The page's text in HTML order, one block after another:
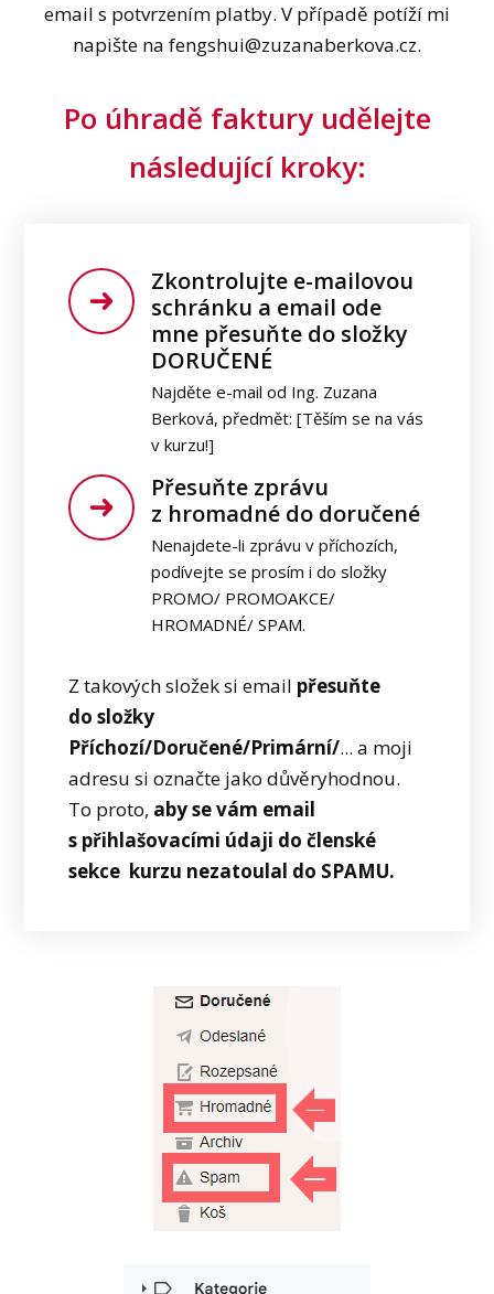
email s potvrzením platby. V případě potíží mi
napište na fengshui@zuzanaberkova.cz.
Po úhradě faktury udělejte
následující kroky:
Zkontrolujte e-mailovou
schránku a email ode
mne přesuňte do složky
DORUČENÉ
Najděte e-mail od Ing. Zuzana
Berková, předmět: [Těším se na vás
v kurzu!]
Přesuňte zprávu
z hromadné do doručené
Nenajdete-li zprávu v příchozích,
podívejte se prosím i do složky
PROMO/ PROMOAKCE/
HROMADNÉ/ SPAM.
Z takových složek si email přesuňte
do složky
Příchozí/Doručené/Primární/... a moji
adresu si označte jako důvěryhodnou.
To proto, aby se vám email
s přihlašovacími údaji do členské
sekce kurzu nezatoulal do SPAMU.